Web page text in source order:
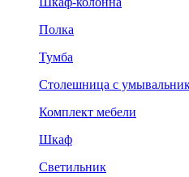
Полка
Тумба
Столешница с
Комплект мебели
Шкаф
Светильник